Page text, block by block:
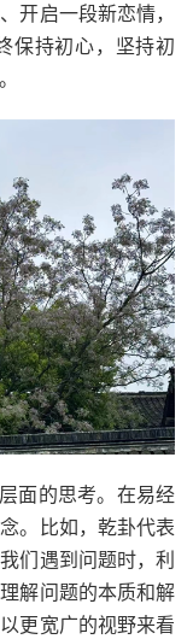
开启一段新恋情，
保持初心，坚持初
面的思考。在易经
。比如，乾卦代表
们遇到问题时，利
解问题的本质和解
更宽广的视野来看